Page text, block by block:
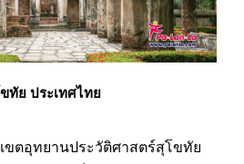
ทัย ประเทศไทย
ขตอุทยานประวัติศาสตร์สุโขทัย